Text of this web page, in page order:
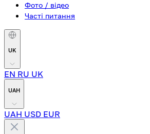
Фото / відео
Часті питання
UK
EN RU UK
UAH
UAH USD EUR